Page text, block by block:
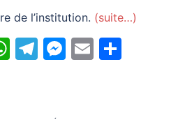
de l’institution. (suite…)
WhatsApp
Telegram
Messenger
Email